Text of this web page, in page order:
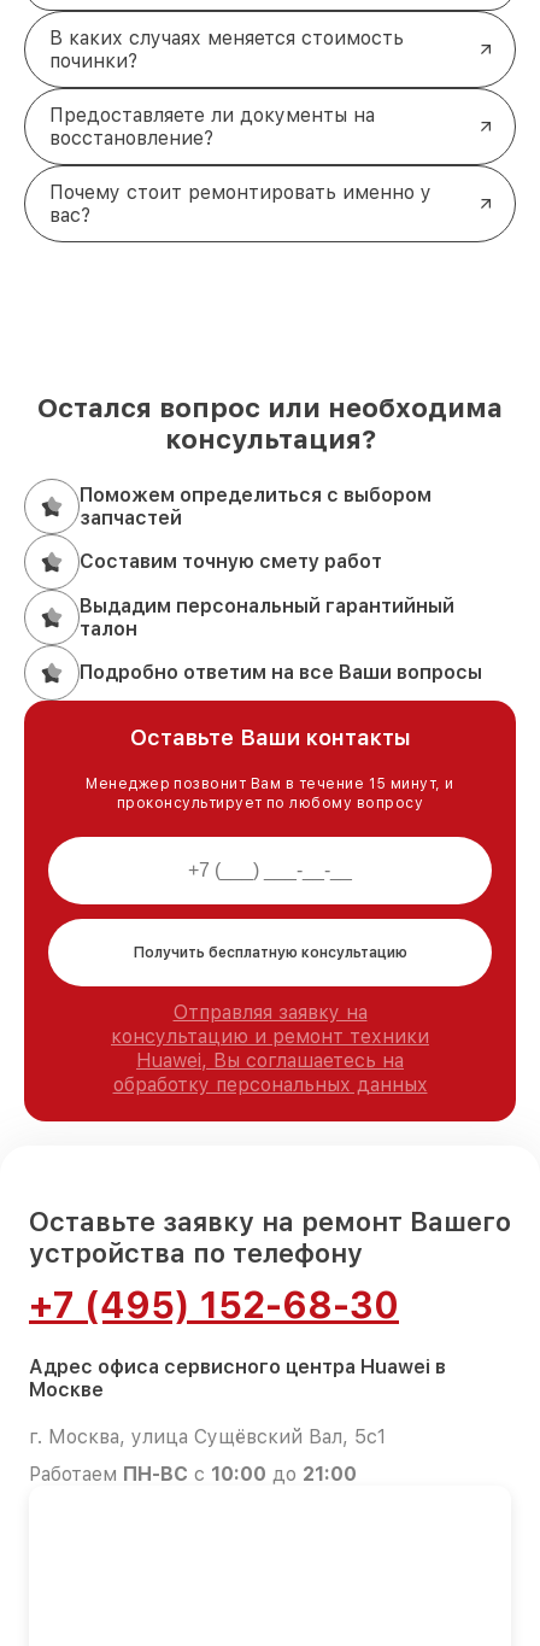
В каких случаях меняется стоимость
починки?
Предоставляете ли документы на
восстановление?
Почему стоит ремонтировать именно у
вас?
Остался вопрос или необходима
консультация?
Поможем определиться с выбором
запчастей
Составим точную смету работ
Выдадим персональный гарантийный
талон
Подробно ответим на все Ваши вопросы
Оставьте Ваши контакты
Менеджер позвонит Вам в течение 15 минут, и
проконсультирует по любому вопросу
Получить бесплатную консультацию
Отправляя заявку на
консультацию и ремонт техники
Huawei, Вы соглашаетесь на
обработку персональных данных
Оставьте заявку на ремонт Вашего
устройства по телефону
+7 (495) 152-68-30
Адрес офиса сервисного центра Huawei в
Москве
г. Москва, улица Сущёвский Вал, 5с1
Работаем ПН-ВС с 10:00 до 21:00